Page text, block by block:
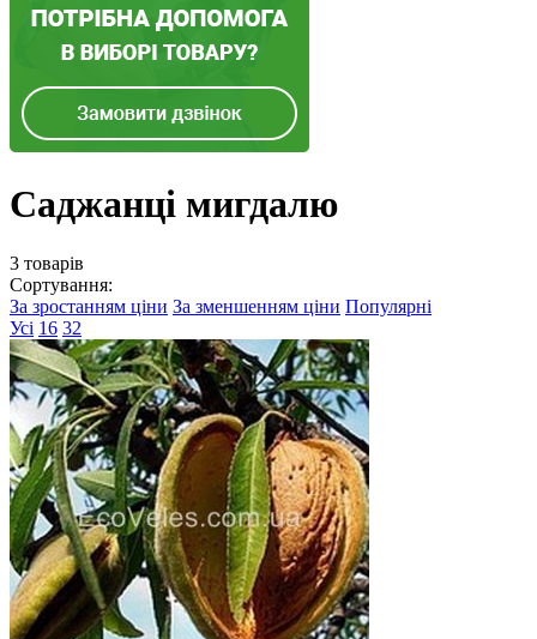
Саджанці мигдалю
3 товарів
Сортування:
За зростанням ціни За зменшенням ціни Популярні
Усі 16 32